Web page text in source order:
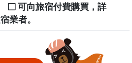
可向旅宿付費購買，詳
業者。